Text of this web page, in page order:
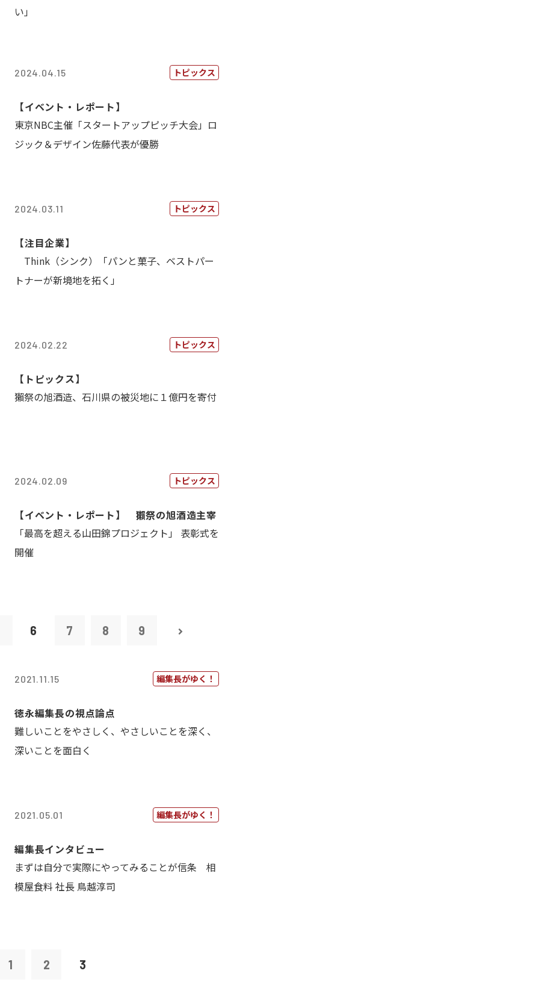
い」
2024.04.15 トピックス
【イベント・レポート】
東京NBC主催「スタートアップピッチ大会」ロ
ジック＆デザイン佐藤代表が優勝
2024.03.11 トピックス
【注目企業】
Think（シンク）「パンと菓子、ベストパー
トナーが新境地を拓く」
2024.02.22 トピックス
【トピックス】
獺祭の旭酒造、石川県の被災地に１億円を寄付
2024.02.09 トピックス
【イベント・レポート】 獺祭の旭酒造主宰
「最高を超える山田錦プロジェクト」 表彰式を
開催
6 7 8 9
2021.11.15 編集長がゆく！
徳永編集長の視点論点
難しいことをやさしく、やさしいことを深く、
深いことを面白く
2021.05.01 編集長がゆく！
編集長インタビュー
まずは自分で実際にやってみることが信条 相
模屋食料 社長 鳥越淳司
1 2 3